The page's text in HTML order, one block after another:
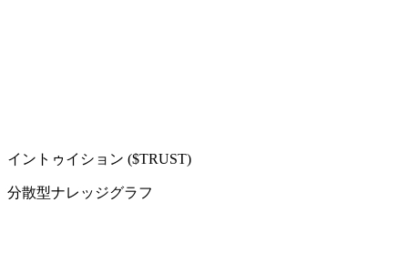
イントゥイション ($TRUST)
分散型ナレッジグラフ